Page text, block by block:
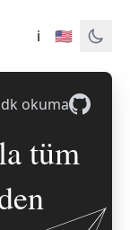
ℹ️ 🇺🇸
okuma
tüm